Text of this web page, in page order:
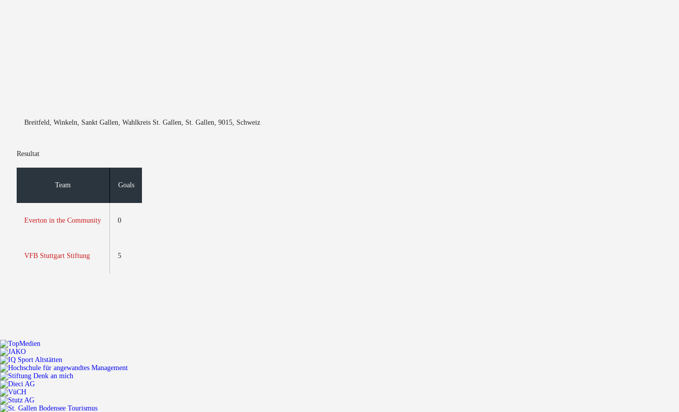
Breitfeld, Winkeln, Sankt Gallen, Wahlkreis St. Gallen, St. Gallen, 9015, Schweiz
Resultat
Team Goals
Everton in the Community 0
VFB Stuttgart Stiftung 5